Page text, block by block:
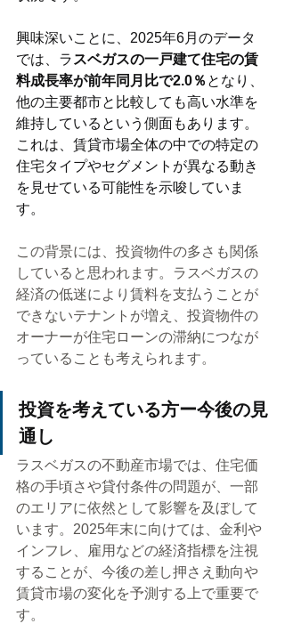
興味深いことに、2025年6月のデータ
では、ラ スベガスの一戸建て住宅の賃
料成長率が前年同月比で2.0％ となり、
他の主要都市と比較しても高い水準を
維持しているという側面もあります。
これは、賃貸市場全体の中での特定の
住宅タイプやセグメントが異なる動き
を見せている可能性を示唆していま
す。
この背景には、投資物件の多さも関係
していると思われます。ラスベガスの
経済の低迷により賃料を支払うことが
できないテナントが増え、投資物件の
オーナーが住宅ローンの滞納につなが
っていることも考えられます。
投資を考えている方ー今後の見
通し
ラスベガスの不動産市場では、住宅価
格の手頃さや貸付条件の問題が、一部
のエリアに依然として影響を及ぼして
います。2025年末に向けては、金利や
インフレ、雇用などの経済指標を注視
することが、今後の差し押さえ動向や
賃貸市場の変化を予測する上で重要で
す。